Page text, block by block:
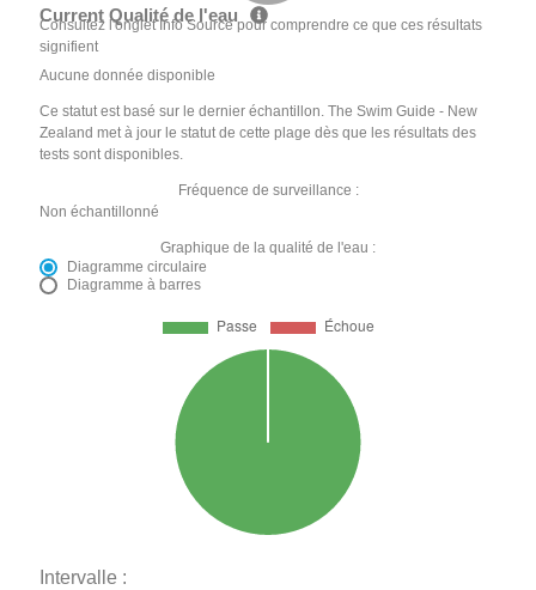
Current Qualité de l'eau
Consultez l'onglet Info Source pour comprendre ce que ces résultats
signifient
Aucune donnée disponible
Ce statut est basé sur le dernier échantillon. The Swim Guide - New
Zealand met à jour le statut de cette plage dès que les résultats des
tests sont disponibles.
Fréquence de surveillance :
Non échantillonné
Graphique de la qualité de l'eau :
Diagramme circulaire
Diagramme à barres
Intervalle :